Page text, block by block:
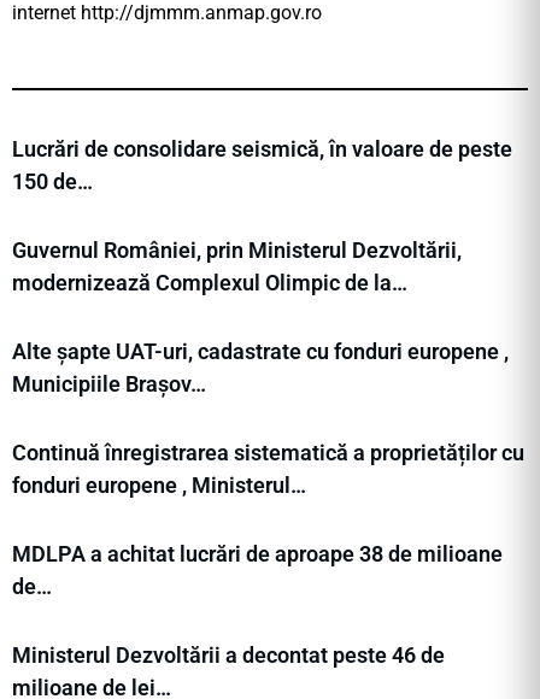
internet http://djmmm.anmap.gov.ro
Lucrări de consolidare seismică, în valoare de peste
150 de…
Guvernul României, prin Ministerul Dezvoltării,
modernizează Complexul Olimpic de la…
Alte șapte UAT-uri, cadastrate cu fonduri europene ,
Municipiile Brașov…
Continuă înregistrarea sistematică a proprietăților cu
fonduri europene , Ministerul…
MDLPA a achitat lucrări de aproape 38 de milioane
de…
Ministerul Dezvoltării a decontat peste 46 de
milioane de lei…